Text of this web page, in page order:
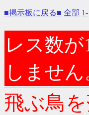
■掲示板に戻る■ 全部 1-
レス数
しません
飛ぶ鳥